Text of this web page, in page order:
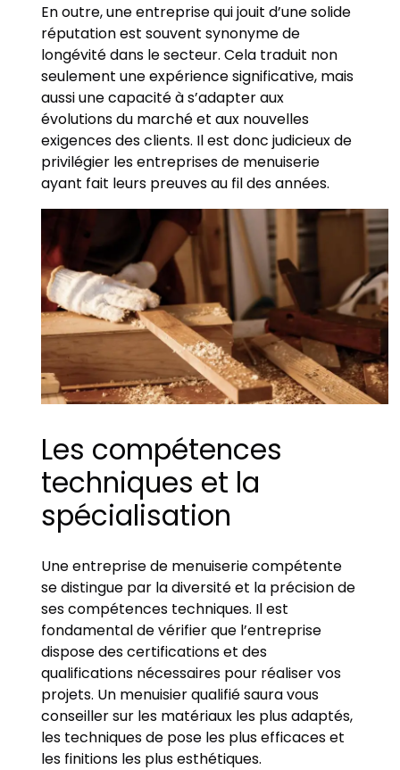
En outre, une entreprise qui jouit d’une solide
réputation est souvent synonyme de
longévité dans le secteur. Cela traduit non
seulement une expérience significative, mais
aussi une capacité à s’adapter aux
évolutions du marché et aux nouvelles
exigences des clients. Il est donc judicieux de
privilégier les entreprises de menuiserie
ayant fait leurs preuves au fil des années.
Les compétences
techniques et la
spécialisation
Une entreprise de menuiserie compétente
se distingue par la diversité et la précision de
ses compétences techniques. Il est
fondamental de vérifier que l’entreprise
dispose des certifications et des
qualifications nécessaires pour réaliser vos
projets. Un menuisier qualifié saura vous
conseiller sur les matériaux les plus adaptés,
les techniques de pose les plus efficaces et
les finitions les plus esthétiques.